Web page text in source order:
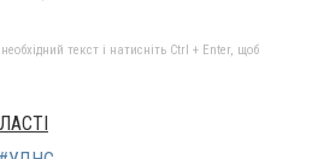
текст і натисніть Ctrl + Enter, щоб